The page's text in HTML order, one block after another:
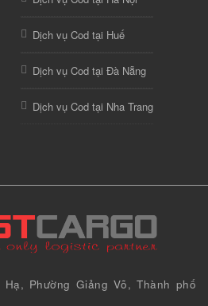
Dịch vụ Cod tại Huế
Dịch vụ Cod tại Đà Nẵng
Dịch vụ Cod tại Nha Trang
Phường Giảng Võ, Thành phố